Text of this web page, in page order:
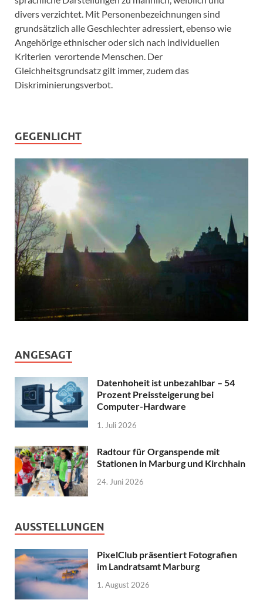
divers verzichtet. Mit Personenbezeichnungen sind
grundsätzlich alle Geschlechter adressiert, ebenso wie
Angehörige ethnischer oder sich nach individuellen
Kriterien verortende Menschen. Der
Gleichheitsgrundsatz gilt immer, zudem das
Diskriminierungsverbot.
GEGENLICHT
ANGESAGT
Datenhoheit ist unbezahlbar – 54
Prozent Preissteigerung bei
Computer-Hardware
1. Juli 2026
Radtour für Organspende mit
Stationen in Marburg und Kirchhain
24. Juni 2026
AUSSTELLUNGEN
PixelClub präsentiert Fotografien
im Landratsamt Marburg
1. August 2026